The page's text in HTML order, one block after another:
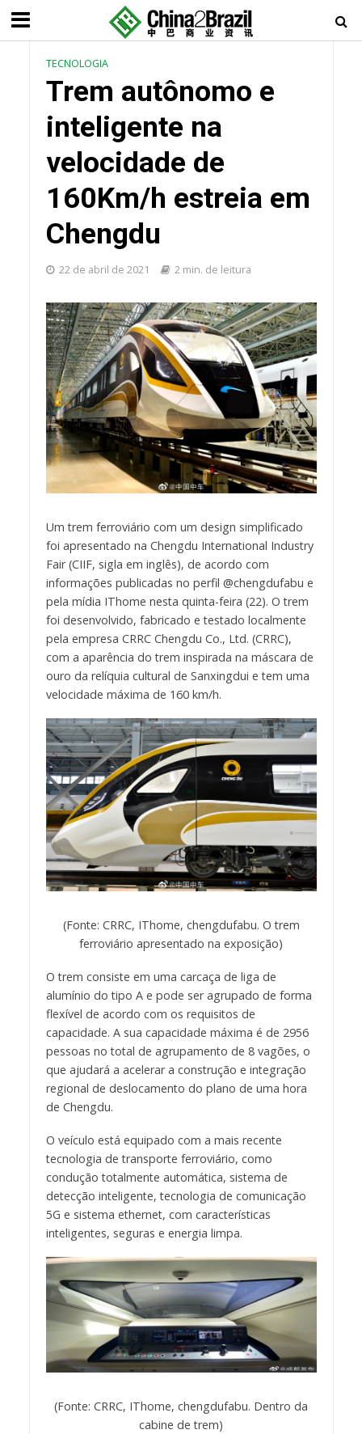
TECNOLOGIA
Trem autônomo e
inteligente na
velocidade de
160Km/h estreia em
Chengdu
22 de abril de 2021 2 min. de leitura
Um trem ferroviário com um design simplificado
foi apresentado na Chengdu International Industry
Fair (CIIF, sigla em inglês), de acordo com
informações publicadas no perfil @chengdufabu e
pela mídia IThome nesta quinta-feira (22). O trem
foi desenvolvido, fabricado e testado localmente
pela empresa CRRC Chengdu Co., Ltd. (CRRC),
com a aparência do trem inspirada na máscara de
ouro da relíquia cultural de Sanxingdui e tem uma
velocidade máxima de 160 km/h.
(Fonte: CRRC, IThome, chengdufabu. O trem
ferroviário apresentado na exposição)
O trem consiste em uma carcaça de liga de
alumínio do tipo A e pode ser agrupado de forma
flexível de acordo com os requisitos de
capacidade. A sua capacidade máxima é de 2956
pessoas no total de agrupamento de 8 vagões, o
que ajudará a acelerar a construção e integração
regional de deslocamento do plano de uma hora
de Chengdu.
O veículo está equipado com a mais recente
tecnologia de transporte ferroviário, como
condução totalmente automática, sistema de
detecção inteligente, tecnologia de comunicação
5G e sistema ethernet, com características
inteligentes, seguras e energia limpa.
(Fonte: CRRC, IThome, chengdufabu. Dentro da
cabine de trem)